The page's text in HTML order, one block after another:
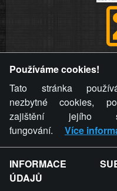
videa a komentáře. Osoba,
stránky týče, ani osoba,
stránku, nemůže z
komentáře pro výše
provozovateli stránky
ZVRÁCENÝ.CZ -
Používáme cookies!
Tato stránka
nezbytné cookies,
zajištění jejího
fungování.
Více
INFORMACE
ÚDAJŮ